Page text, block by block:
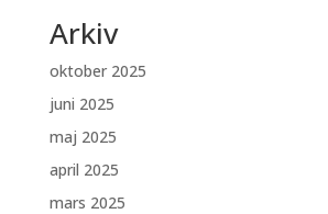
Arkiv
oktober 2025
juni 2025
maj 2025
april 2025
mars 2025